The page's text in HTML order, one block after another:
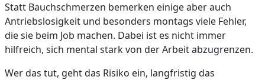
Statt Bauchschmerzen bemerken einige aber auch
Antriebslosigkeit und besonders montags viele Fehler,
die sie beim Job machen. Dabei ist es nicht immer
hilfreich, sich mental stark von der Arbeit abzugrenzen.
Wer das tut, geht das Risiko ein, langfristig das